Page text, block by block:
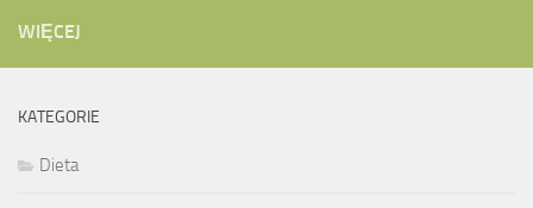
WIĘCEJ
KATEGORIE
Dieta